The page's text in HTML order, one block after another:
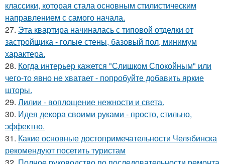
классики, которая стала основным стилистическим
направлением с самого начала.
27. Эта квартира начиналась с типовой отделки от
застройщика - голые стены, базовый пол, минимум
характера.
28. Когда интерьер кажется "Слишком Спокойным" или
чего-то явно не хватает - попробуйте добавить яркие
шторы.
29. Лилии - воплощение нежности и света.
30. Идея декора своими руками - просто, стильно,
эффектно.
31. Какие основные достопримечательности Челябинска
рекомендуют посетить туристам